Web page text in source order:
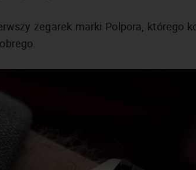
zegarek marki Polpora, którego